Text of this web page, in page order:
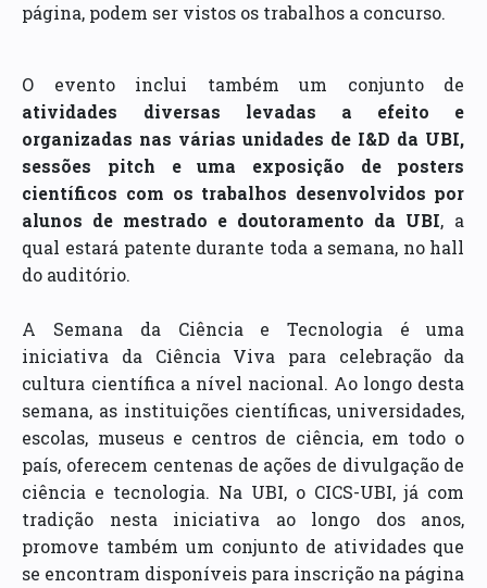
página, podem ser vistos os trabalhos a concurso.
O evento inclui também um conjunto de
atividades diversas levadas a efeito e
organizadas nas várias unidades de I&D da UBI,
sessões pitch e uma exposição de posters
científicos com os trabalhos desenvolvidos por
alunos de mestrado e doutoramento da UBI, a
qual estará patente durante toda a semana, no hall
do auditório.
A Semana da Ciência e Tecnologia é uma
iniciativa da Ciência Viva para celebração da
cultura científica a nível nacional. Ao longo desta
semana, as instituições científicas, universidades,
escolas, museus e centros de ciência, em todo o
país, oferecem centenas de ações de divulgação de
ciência e tecnologia. Na UBI, o CICS-UBI, já com
tradição nesta iniciativa ao longo dos anos,
promove também um conjunto de atividades que
se encontram disponíveis para inscrição na página